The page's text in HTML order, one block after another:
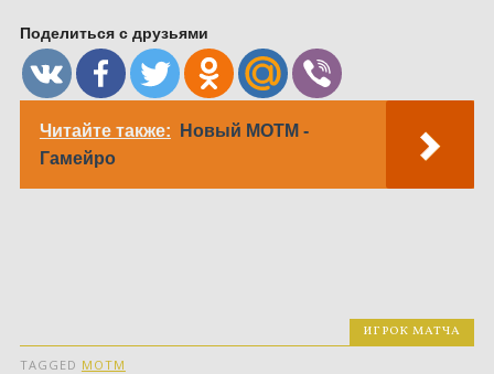
Поделиться с друзьями
Читайте также:
Новый MOTM -
Гамейро
ИГРОК МАТЧА
TAGGED MOTM